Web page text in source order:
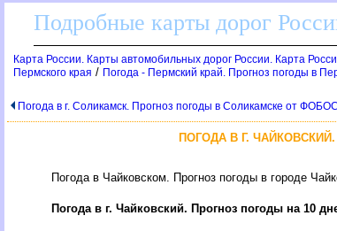
Подробные карты дорог
Карта России. Карты автомобильных дорог России. Карта
Пермского края / Погода - Пермский край. Прогноз погоды в
Погода в г. Соликамск. Прогноз погоды в Соликамске от
ПОГОДА В Г.
Погода в Чайковском. Прогноз погоды в городе
Погода в г. Чайковский. Прогноз погоды на 10